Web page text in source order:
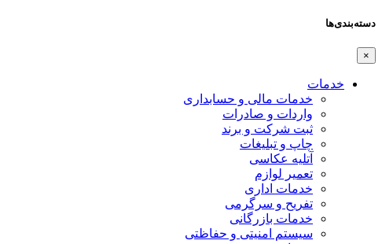
دسته‌بندی‌ها
×
خدمات
خدمات مالی و حسابداری
واردات و صادرات
ثبت شرکت و برند
چاپ و تبلیغات
آتلیه عکاسی
تعمیر لوازم
خدمات اداری
تفریح و سرگرمی
خدمات بازرگانی
سیستم امنیتی و حفاظتی